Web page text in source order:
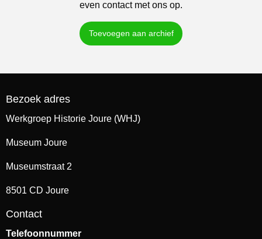
even contact met ons op.
Toevoegen aan archief
Bezoek adres
Werkgroep Historie Joure (WHJ)
Museum Joure
Museumstraat 2
8501 CD Joure
Contact
Telefoonnummer